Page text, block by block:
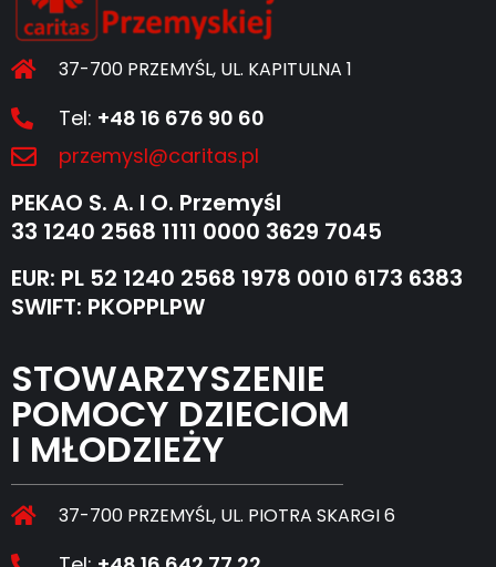
37-700 PRZEMYŚL, UL. KAPITULNA 1
Tel: +48 16 676 90 60
przemysl@caritas.pl
PEKAO S. A. I O. Przemyśl
33 1240 2568 1111 0000 3629 7045
EUR: PL 52 1240 2568 1978 0010 6173 6383
SWIFT: PKOPPLPW
STOWARZYSZENIE
POMOCY DZIECIOM
I MŁODZIEŻY
37-700 PRZEMYŚL, UL. PIOTRA SKARGI 6